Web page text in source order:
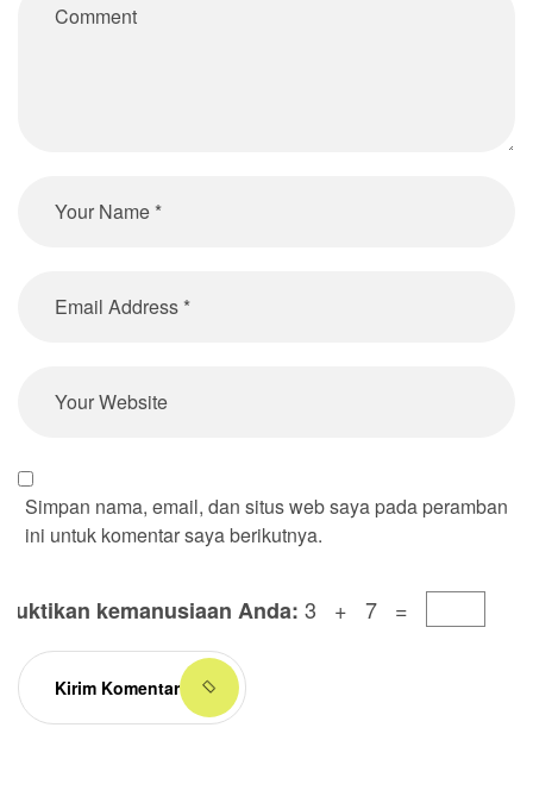
Simpan nama, email, dan situs web saya pada peramban
ini untuk komentar saya berikutnya.
Buktikan kemanusiaan Anda: 3 + 7 =
Kirim Komentar